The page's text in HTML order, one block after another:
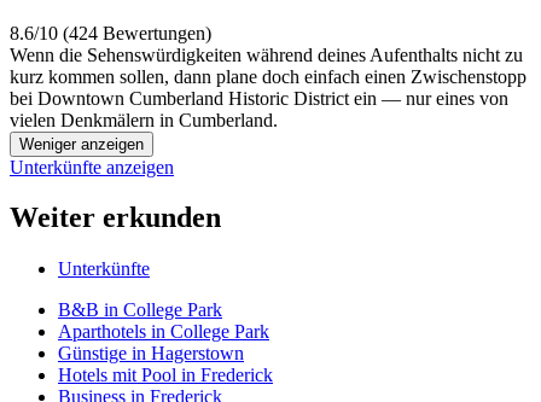
8.6/10 (424 Bewertungen)
Wenn die Sehenswürdigkeiten während deines Aufenthalts nicht zu
kurz kommen sollen, dann plane doch einfach einen Zwischenstopp
bei Downtown Cumberland Historic District ein — nur eines von
vielen Denkmälern in Cumberland.
Weniger anzeigen
Unterkünfte anzeigen
Weiter erkunden
Unterkünfte
B&B in College Park
Aparthotels in College Park
Günstige in Hagerstown
Hotels mit Pool in Frederick
Business in Frederick